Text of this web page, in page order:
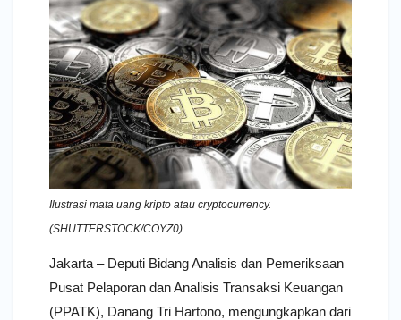
Ilustrasi mata uang kripto atau cryptocurrency.
(SHUTTERSTOCK/COYZ0)
Jakarta – Deputi Bidang Analisis dan Pemeriksaan
Pusat Pelaporan dan Analisis Transaksi Keuangan
(PPATK), Danang Tri Hartono, mengungkapkan dari